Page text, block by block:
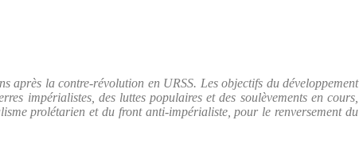
après la contre-révolution en URSS. Les objectifs du développement
impérialistes, des luttes populaires et des soulèvements en cours,
prolétarien et du front anti-impérialiste, pour le renversement du